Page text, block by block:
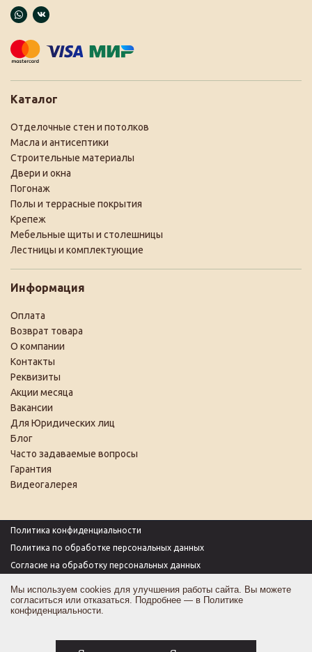
Каталог
Отделочные стен и потолков
Масла и антисептики
Строительные материалы
Двери и окна
Погонаж
Полы и террасные покрытия
Крепеж
Мебельные щиты и столешницы
Лестницы и комплектующие
Информация
Оплата
Возврат товара
О компании
Контакты
Реквизиты
Акции месяца
Вакансии
Для Юридических лиц
Блог
Часто задаваемые вопросы
Гарантия
Видеогалерея
Политика конфиденциальности
Политика по обработке персональных данных
Согласие на обработку персональных данных
Согласие на получение рекламы
Оферта
Мы используем cookies для улучшения работы сайта. Вы можете
согласиться или отказаться. Подробнее — в Политике
конфиденциальности.